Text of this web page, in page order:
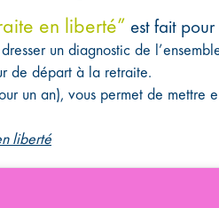
en liberté” est fait pour
un diagnostic de
de départ à la retraite.
un an), vous permet de mettre
liberté